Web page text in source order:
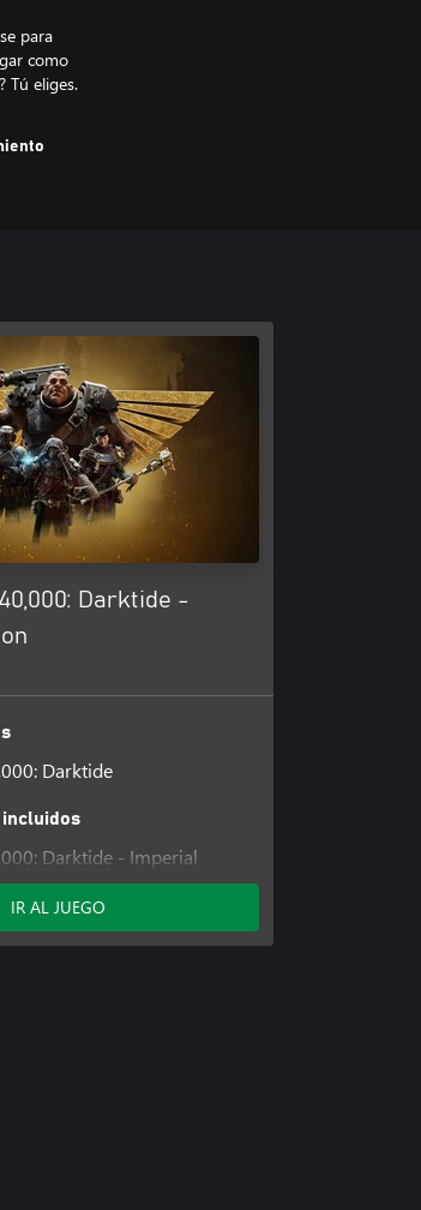
para
como
Darktide -
Darktide
Darktide - Imperial
IR AL JUEGO